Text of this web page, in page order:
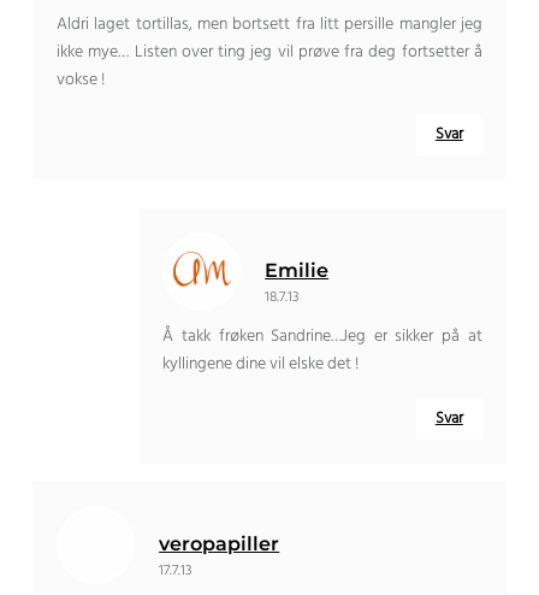
Aldri laget tortillas, men bortsett fra litt persille mangler jeg
ikke mye… Listen over ting jeg vil prøve fra deg fortsetter å
vokse !
Svar
Emilie
18.7.13
Å takk frøken Sandrine…Jeg er sikker på at
kyllingene dine vil elske det !
Svar
veropapiller
17.7.13